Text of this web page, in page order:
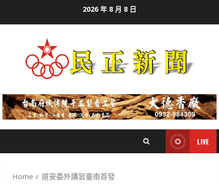
2026 年 8 月 8 日
LIVE
Home 道安委外講習臺南首發